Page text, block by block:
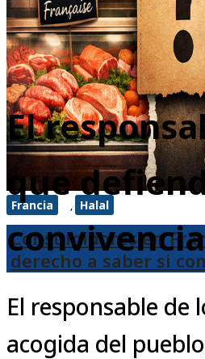
Francia , Halal
Consumidores en
derecho a saber si
El
que
convivencia
El responsable de
acogida del